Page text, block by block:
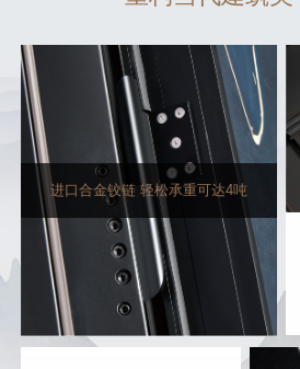
进口合金铰链 轻松承重可达4吨